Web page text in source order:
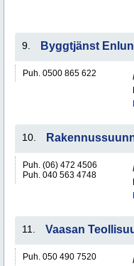
9. Byggtjänst
Puh. 0500 865 622
10.
Puh. (06) 472 4506
Puh. 040 563 4748
11. Vaasan
Puh. 050 490 7520